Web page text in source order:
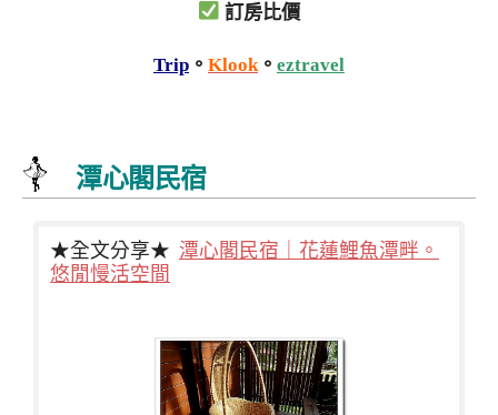
訂房比價
Trip 。 Klook。 eztravel
潭心閣民宿
★全文分享★ 潭心閣民宿｜花蓮鯉魚潭畔。
悠閒慢活空間